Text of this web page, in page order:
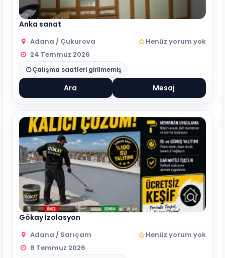
Anka sanat
Adana / Çukurova
Henüz yorum yok
24 Temmuz 2026
Çalışma saatleri girilmemiş
Ara Mesaj
Gökay İzolasyon
Adana / Sarıçam
Henüz yorum yok
8 Temmuz 2026